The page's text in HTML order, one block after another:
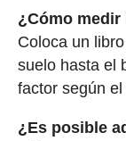
¿Cómo
Coloca un
suelo hasta el
factor según
¿Es posible